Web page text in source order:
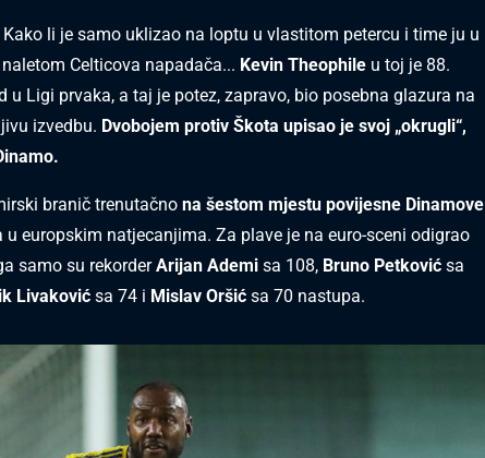
Kako li je samo uklizao na loptu u vlastitom petercu i time ju u
Celticova napadača... Kevin Theophile u toj je 88.
u Ligi prvaka, a taj je potez, zapravo, bio posebna glazura na
izvedbu. Dvobojem protiv Škota upisao je svoj „okrugli“,
branič trenutačno na šestom mjestu povijesne Dinamove
u europskim natjecanjima. Za plave je na euro-sceni odigrao
samo su rekorderArijan Ademi sa 108, Bruno Petković sa
Livaković sa 74 i Mislav Oršić sa 70 nastupa.